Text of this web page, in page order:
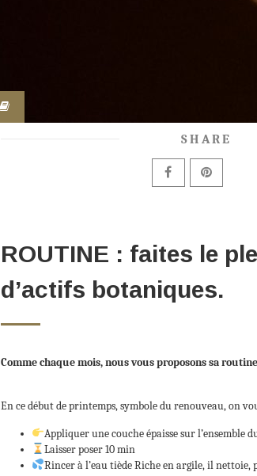
SHARE
ROUTINE : faites le
d’actifs botaniques.
Comme chaque mois, nous vous proposons sa
En ce début de printemps, symbole du renouveau, on
Appliquer une couche épaisse sur l’ensemble
Laisser poser 10 min
Rincer à l’eau tiède Riche en argile, il nettoie,